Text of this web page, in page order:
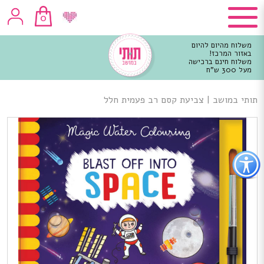
כפתור
לפתיחת
תפריט
נגישות
0
משלוח מהיום להיום
באזור המרכז!
משלוח חינם ברכישה
מעל 300 ש"ח
מרכזי
תותי במושב | צביעת קסם רב פעמית חלל